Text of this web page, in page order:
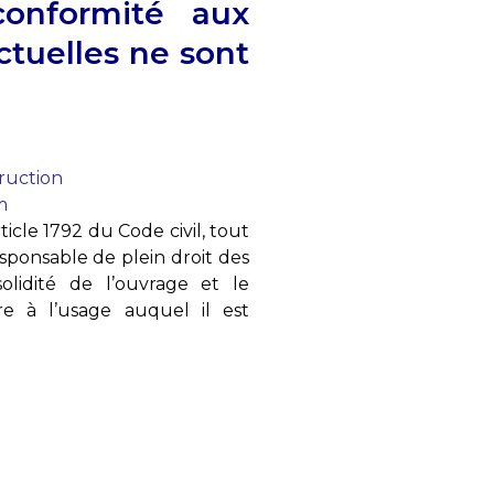
aux
ne sont
1792 du Code civil, tout
de plein droit des
de l’ouvrage et le
à l’usage auquel il est